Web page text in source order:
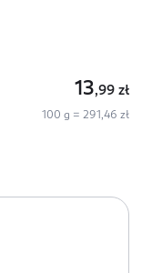
13,99 zł
100 g = 291,46 zł